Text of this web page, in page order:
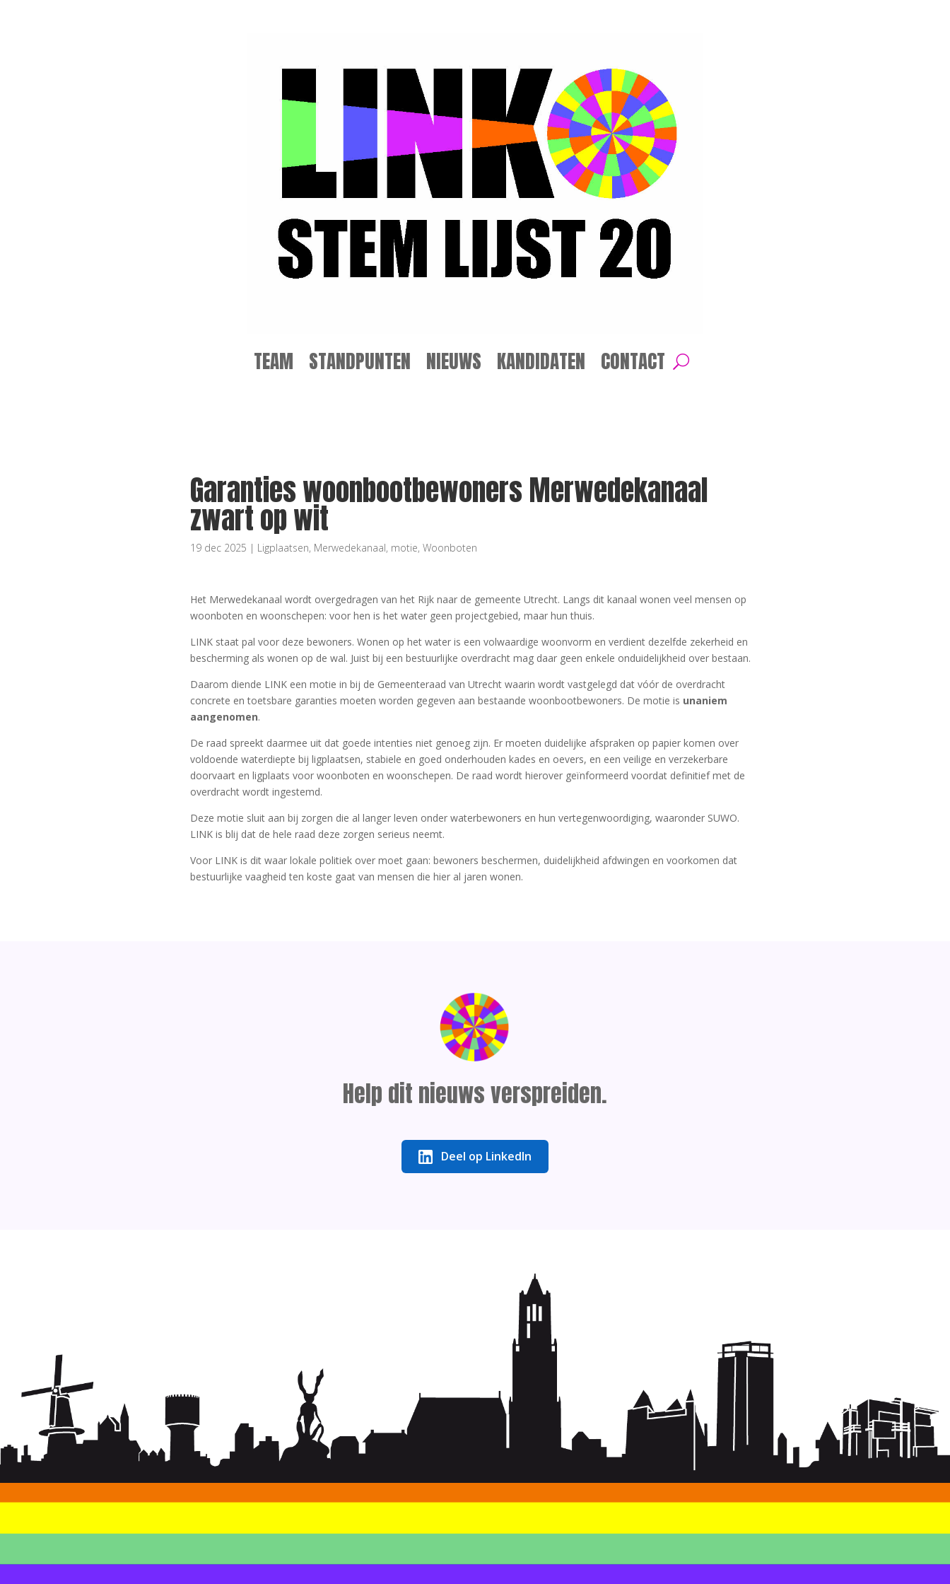
TEAM STANDPUNTEN NIEUWS KANDIDATEN CONTACT
Garanties woonbootbewoners Merwedekanaal
zwart op wit
19 dec 2025 | Ligplaatsen, Merwedekanaal, motie, Woonboten
Het Merwedekanaal wordt overgedragen van het Rijk naar de gemeente Utrecht. Langs dit kanaal wonen veel mensen op
woonboten en woonschepen: voor hen is het water geen projectgebied, maar hun thuis.
LINK staat pal voor deze bewoners. Wonen op het water is een volwaardige woonvorm en verdient dezelfde zekerheid en
bescherming als wonen op de wal. Juist bij een bestuurlijke overdracht mag daar geen enkele onduidelijkheid over bestaan.
Daarom diende LINK een motie in bij de Gemeenteraad van Utrecht waarin wordt vastgelegd dat vóór de overdracht
concrete en toetsbare garanties moeten worden gegeven aan bestaande woonbootbewoners. De motie is unaniem
aangenomen.
De raad spreekt daarmee uit dat goede intenties niet genoeg zijn. Er moeten duidelijke afspraken op papier komen over
voldoende waterdiepte bij ligplaatsen, stabiele en goed onderhouden kades en oevers, en een veilige en verzekerbare
doorvaart en ligplaats voor woonboten en woonschepen. De raad wordt hierover geïnformeerd voordat definitief met de
overdracht wordt ingestemd.
Deze motie sluit aan bij zorgen die al langer leven onder waterbewoners en hun vertegenwoordiging, waaronder SUWO.
LINK is blij dat de hele raad deze zorgen serieus neemt.
Voor LINK is dit waar lokale politiek over moet gaan: bewoners beschermen, duidelijkheid afdwingen en voorkomen dat
bestuurlijke vaagheid ten koste gaat van mensen die hier al jaren wonen.
Help dit nieuws verspreiden.
Deel op LinkedIn